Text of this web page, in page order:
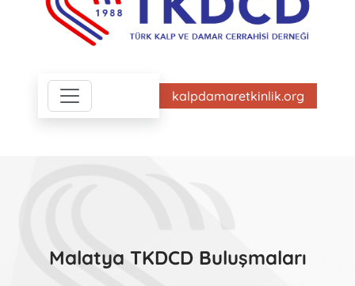
kalpdamaretkinlik.org
Malatya TKDCD Buluşmaları